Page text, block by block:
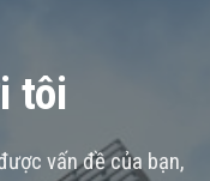
tôi
vấn đề của bạn,